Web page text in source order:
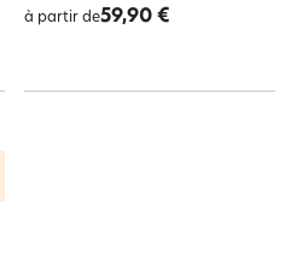
à partir de59,90 €